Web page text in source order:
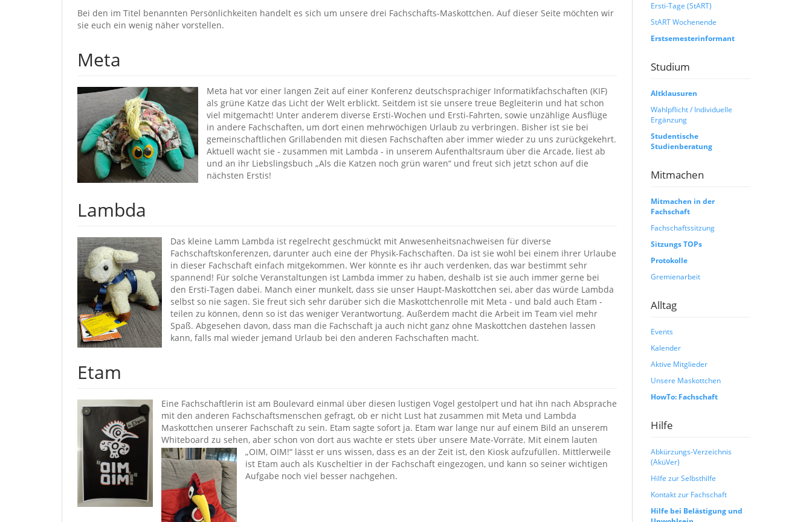
Bei den im Titel benannten Persönlichkeiten handelt es sich um unsere drei Fachschafts-Maskottchen. Auf dieser Seite möchten wir
sie euch ein wenig näher vorstellen.
Meta
Meta hat vor einer langen Zeit auf einer Konferenz deutschsprachiger Informatikfachschaften (KIF)
als grüne Katze das Licht der Welt erblickt. Seitdem ist sie unsere treue Begleiterin und hat schon
viel mitgemacht! Unter anderem diverse Ersti-Wochen und Ersti-Fahrten, sowie unzählige Ausflüge
in andere Fachschaften, um dort einen mehrwöchigen Urlaub zu verbringen. Bisher ist sie bei
gemeinschaftlichen Grillabenden mit diesen Fachschaften aber immer wieder zu uns zurückgekehrt.
Aktuell wacht sie - zusammen mit Lambda - in unserem Aufenthaltsraum über die Arcade, liest ab
und an ihr Liebslingsbuch „Als die Katzen noch grün waren“ und freut sich jetzt schon auf die
nächsten Erstis!
Lambda
Das kleine Lamm Lambda ist regelrecht geschmückt mit Anwesenheitsnachweisen für diverse
Fachschaftskonferenzen, darunter auch eine der Physik-Fachschaften. Da ist sie wohl bei einem ihrer Urlaube
in dieser Fachschaft einfach mitgekommen. Wer könnte es ihr auch verdenken, das war bestimmt sehr
spannend! Für solche Veranstaltungen ist Lambda immer zu haben, deshalb ist sie auch immer gerne bei
den Ersti-Tagen dabei. Manch einer munkelt, dass sie unser Haupt-Maskottchen sei, aber das würde Lambda
selbst so nie sagen. Sie freut sich sehr darüber sich die Maskottchenrolle mit Meta - und bald auch Etam -
teilen zu können, denn so ist das weniger Verantwortung. Außerdem macht die Arbeit im Team viel mehr
Spaß. Abgesehen davon, dass man die Fachschaft ja auch nicht ganz ohne Maskottchen dastehen lassen
kann, falls mal wieder jemand Urlaub bei den anderen Fachschaften macht.
Etam
Eine Fachschaftlerin ist am Boulevard einmal über diesen lustigen Vogel gestolpert und hat ihn nach Absprache
mit den anderen Fachschaftsmenschen gefragt, ob er nicht Lust hat zusammen mit Meta und Lambda
Maskottchen unserer Fachschaft zu sein. Etam sagte sofort ja. Etam war lange nur auf einem Bild an unserem
Whiteboard zu sehen, aber schon von dort aus wachte er stets über unsere Mate-Vorräte. Mit einem lauten
„OIM, OIM!“ lässt er uns wissen, dass es an der Zeit ist, den Kiosk aufzufüllen. Mittlerweile
ist Etam auch als Kuscheltier in der Fachschaft eingezogen, und kann so seiner wichtigen
Aufgabe noch viel besser nachgehen.
Ersti-Tage (StART)
StART Wochenende
Erstsemesterinformant
Studium
Altklausuren
Wahlpflicht / Individuelle
Ergänzung
Studentische
Studienberatung
Mitmachen
Mitmachen in der
Fachschaft
Fachschaftssitzung
Sitzungs TOPs
Protokolle
Gremienarbeit
Alltag
Events
Kalender
Aktive Mitglieder
Unsere Maskottchen
HowTo: Fachschaft
Hilfe
Abkürzungs-Verzeichnis
(AküVer)
Hilfe zur Selbsthilfe
Kontakt zur Fachschaft
Hilfe bei Belästigung und